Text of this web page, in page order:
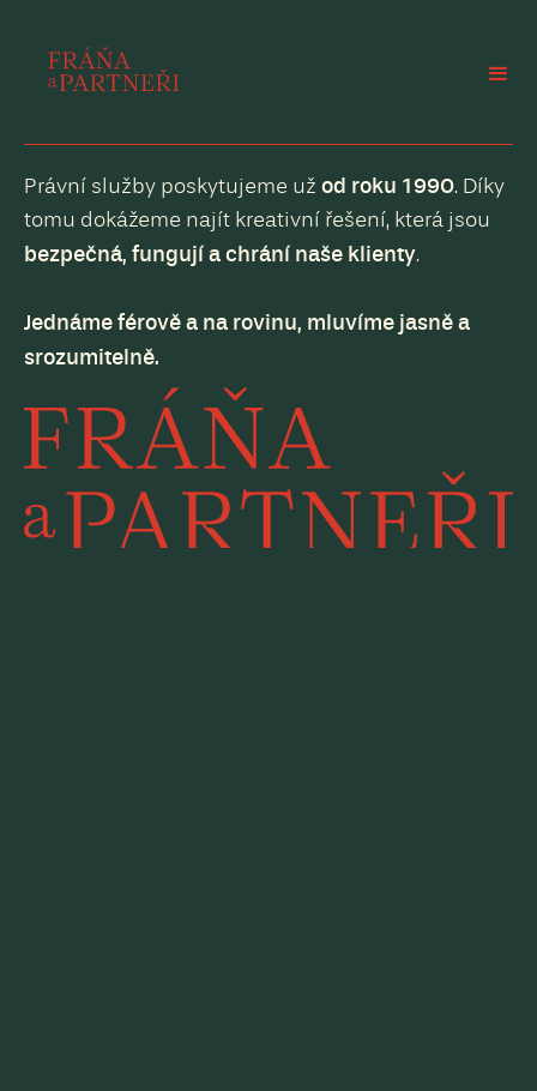
Právní služby poskytujeme už od roku 1990. Díky
tomu dokážeme najít kreativní řešení, která jsou
bezpečná, fungují a chrání naše klienty.
Jednáme férově a na rovinu, mluvíme jasně a
srozumitelně.